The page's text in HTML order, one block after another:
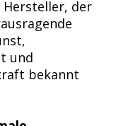
der
und
bekannt